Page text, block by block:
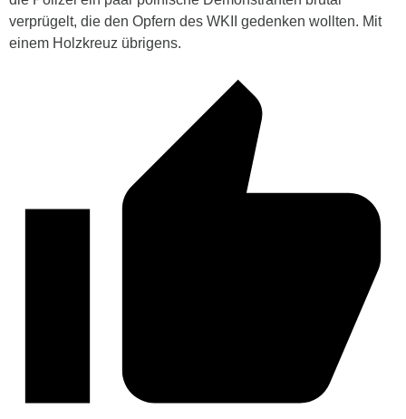
verprügelt, die den Opfern des WKII gedenken wollten. Mit
einem Holzkreuz übrigens.